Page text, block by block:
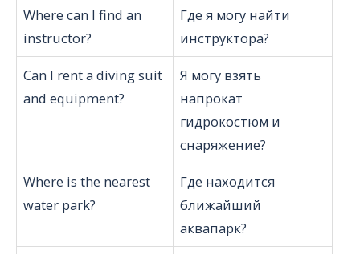
Where can I find an
instructor?
Где я могу найти
инструктора?
Can I rent a diving suit
and equipment?
Я могу взять
напрокат
гидрокостюм и
снаряжение?
Where is the nearest
water park?
Где находится
ближайший
аквапарк?